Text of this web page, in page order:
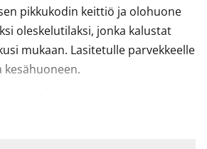
pikkukodin keittiö ja olohuone
oleskelutilaksi, jonka kalustat
mukaan. Lasitetulle parvekkeelle
kesähuoneen.
kuuluu jääkaappi, liesi ja